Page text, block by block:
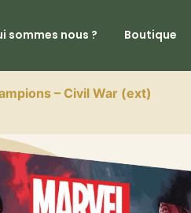
sommes nous ? Boutique
– Civil War (ext)